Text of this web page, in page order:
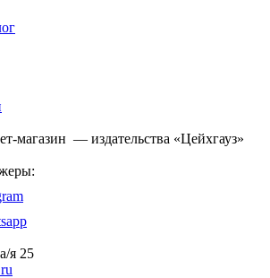
магазин — издательства «Цейхгауз»
я 25